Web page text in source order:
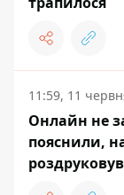
11:59, 11
Онлайн не
пояснили,